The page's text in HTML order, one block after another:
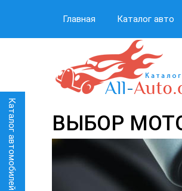
Главная Каталог авто
ВЫБОР
Каталог автомобилей